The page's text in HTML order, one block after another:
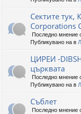
Сектите тук,
Corporations
Последно мнение
Публикувано на в
ЦИРЕИ -
църквата
Последно мнение
Публикувано на в
Съблет
Последно мнение